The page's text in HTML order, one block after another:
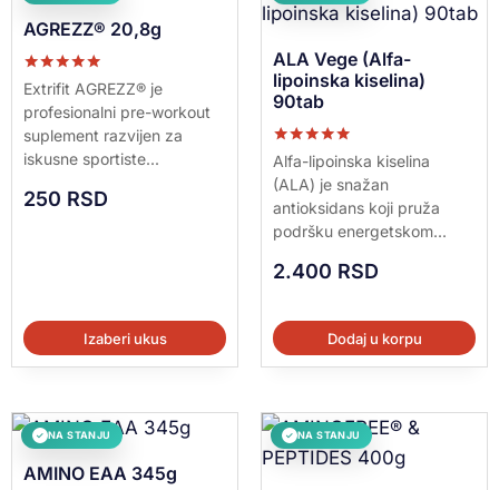
AGREZZ® 20,8g
Ocenjeno sa
5.00
od 5
Extrifit AGREZZ® je
profesionalni pre-workout
suplement razvijen za
iskusne sportiste...
250 RSD
Izaberi ukus
ALA Vege (Alfa-
lipoinska kiselina)
90tab
Ocenjeno sa
5.00
od 5
Alfa-lipoinska kiselina
(ALA) je snažan
antioksidans koji pruža
podršku energetskom...
2.400 RSD
Dodaj u korpu
✓ NA STANJU
AMINO EAA 345g
✓ NA STANJU